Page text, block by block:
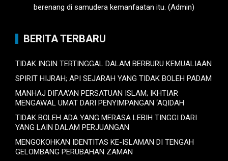
berenang di samudera kemanfaatan itu. (Admin)
BERITA TERBARU
TIDAK INGIN TERTINGGAL DALAM BERBURU KEMUALIAAN
SPIRIT HIJRAH; API SEJARAH YANG TIDAK BOLEH PADAM
MANHAJ DIFAA’AN PERSATUAN ISLAM; IKHTIAR
MENGAWAL UMAT DARI PENYIMPANGAN ‘AQIDAH
TIDAK BOLEH ADA YANG MERASA LEBIH TINGGI DARI
YANG LAIN DALAM PERJUANGAN
MENGOKOHKAN IDENTITAS KE-ISLAMAN DI TENGAH
GELOMBANG PERUBAHAN ZAMAN